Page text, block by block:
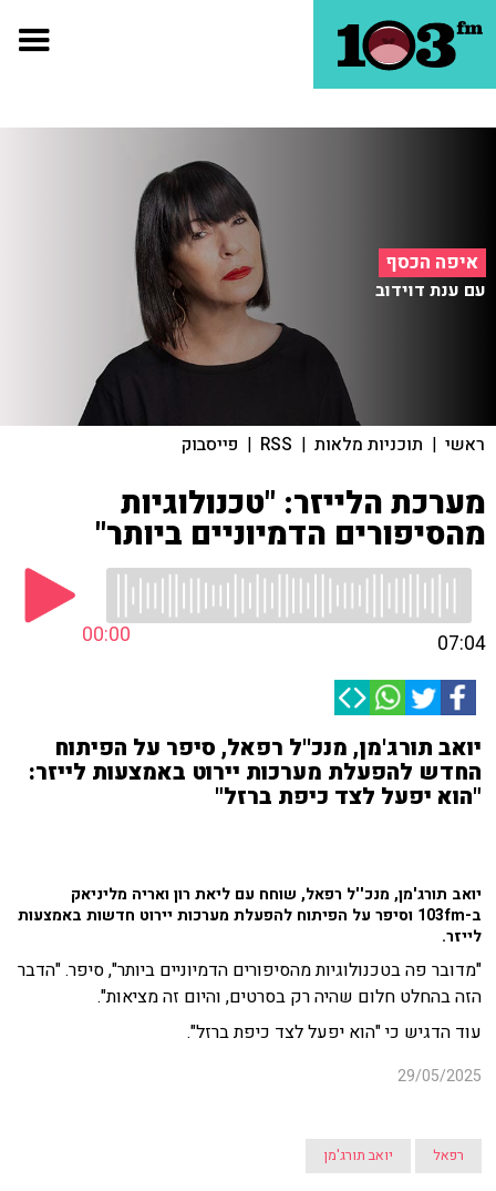
איפה הכסף
עם ענת דוידוב
ראשי | תוכניות מלאות |
RSS
| פייסבוק
מערכת הלייזר: "טכנולוגיות
מהסיפורים הדמיוניים ביותר"
00:00 07:04
יואב תורג'מן, מנכ''ל רפאל, סיפר על הפיתוח
החדש להפעלת מערכות יירוט באמצעות לייזר:
"הוא יפעל לצד כיפת ברזל"
יואב תורג'מן, מנכ''ל רפאל, שוחח עם ליאת רון ואריה מליניאק
ב-103fm וסיפר על הפיתוח להפעלת מערכות יירוט חדשות באמצעות
לייזר.
"מדובר פה בטכנולוגיות מהסיפורים הדמיוניים ביותר", סיפר. "הדבר
הזה בהחלט חלום שהיה רק בסרטים, והיום זה מציאות".
עוד הדגיש כי "הוא יפעל לצד כיפת ברזל".
29/05/2025
רפאל יואב תורג'מן